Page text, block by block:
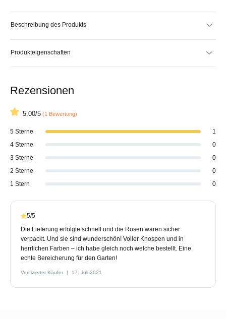
Beschreibung des Produkts
Produkteigenschaften
Rezensionen
5.00/5 (1 Bewertung)
5 Sterne
1
4 Sterne
0
3 Sterne
0
2 Sterne
0
1 Stern
0
5/5
Die Lieferung erfolgte schnell und die Rosen waren sicher
verpackt. Und sie sind wunderschön! Voller Knospen und in
herrlichen Farben – ich habe gleich noch welche bestellt. Eine
echte Bereicherung für den Garten!
Verifizierter Käufer 17. Juli 2021